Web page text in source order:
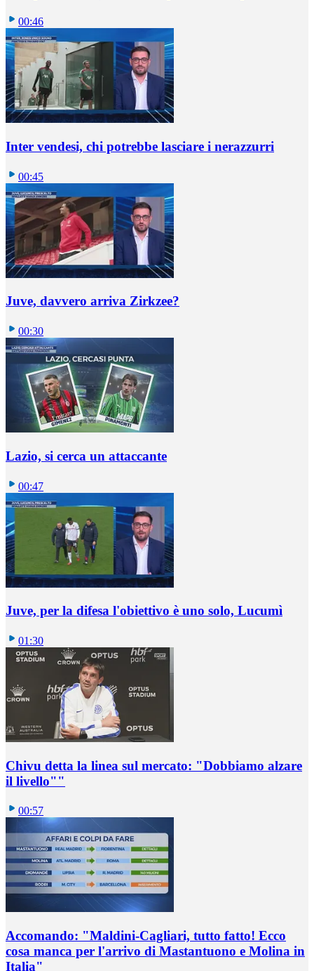
00:46
Inter vendesi, chi potrebbe lasciare i nerazzurri
00:45
Juve, davvero arriva Zirkzee?
00:30
Lazio, si cerca un attaccante
00:47
Juve, per la difesa l'obiettivo è uno solo, Lucumì
01:30
Chivu detta la linea sul mercato: "Dobbiamo alzare
il livello""
00:57
Accomando: "Maldini-Cagliari, tutto fatto! Ecco
cosa manca per l'arrivo di Mastantuono e Molina in
Italia"